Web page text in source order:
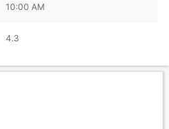
10:00 AM
4.3